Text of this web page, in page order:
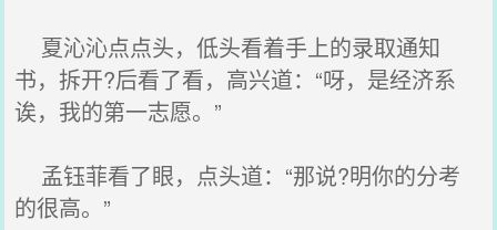
夏沁沁点点头，低头看着手上的录取通知
书，拆开?后看了看，高兴道：“呀，是经济系
诶，我的第一志愿。”
孟钰菲看了眼，点头道：“那说?明你的分考
的很高。”